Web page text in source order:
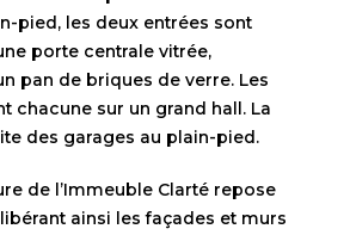
pied, les deux entrées sont
porte centrale vitrée,
pan de briques de verre. Les
chacune sur un grand hall. La
des garages au plain-pied.
de l’Immeuble Clarté repose
ainsi les façades et murs